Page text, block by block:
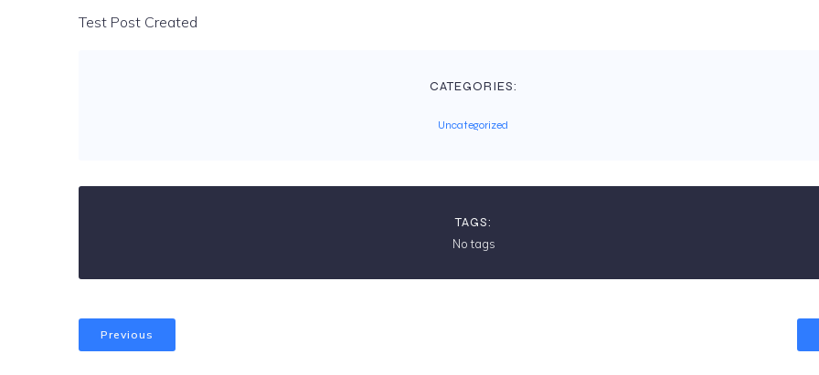
Test Post Created
CATEGORIES:
Uncategorized
TAGS:
No tags
Previous